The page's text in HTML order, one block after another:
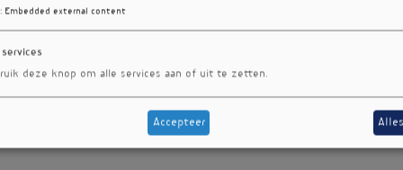
: Embedded external content
deze knop om alle services aan of uit te zetten.
Accepteer